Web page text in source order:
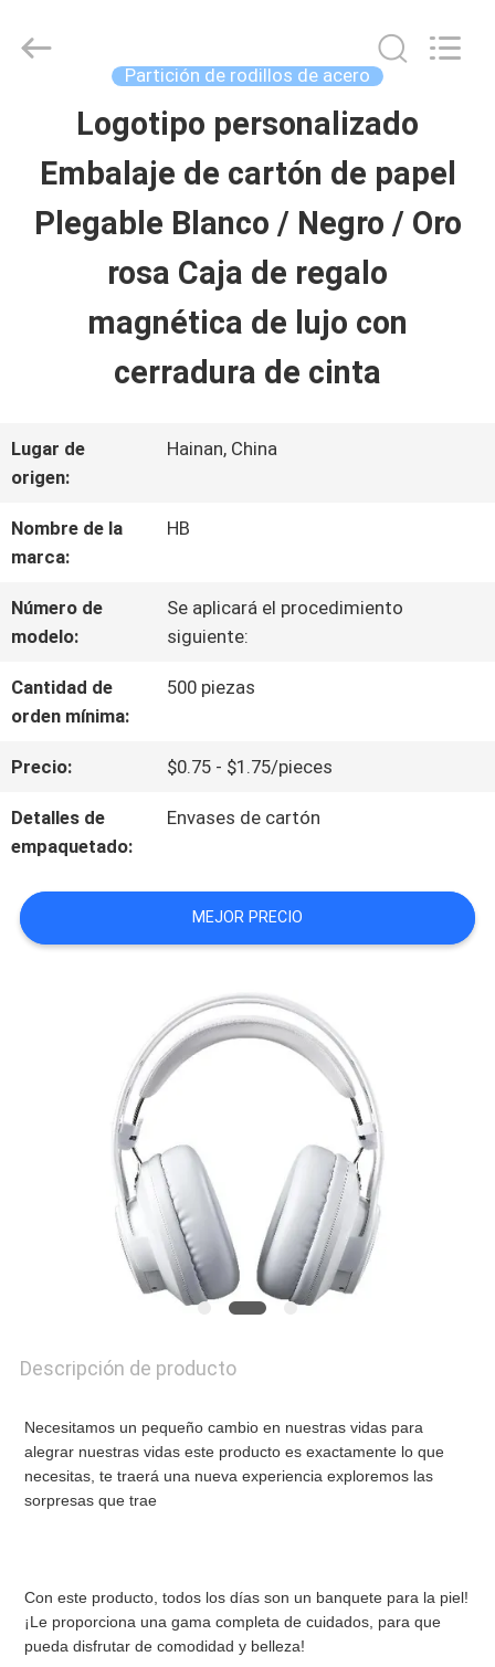
CASA
PRODUCTOS
ESPECTÁCULO
VR
SOBRE
NOSOTROS
RECORRIDO
POR
LA
FÁBRICA
CONTACTA
NOSOTROS
SOLICITAR
UNA
CITA
MAPA
DEL
Partición de rodillos de acero
Logotipo personalizado
Embalaje de cartón de papel
Plegable Blanco / Negro / Oro
rosa Caja de regalo
magnética de lujo con
cerradura de cinta
Lugar de
origen:
Hainan, China
Nombre de la
marca:
HB
Número de
modelo:
Se aplicará el procedimiento
siguiente:
Cantidad de
orden mínima:
500 piezas
Precio: $0.75 - $1.75/pieces
Detalles de
empaquetado:
Envases de cartón
MEJOR PRECIO
Descripción de producto
Necesitamos un pequeño cambio en nuestras vidas para
alegrar nuestras vidas este producto es exactamente lo que
necesitas, te traerá una nueva experiencia exploremos las
sorpresas que trae
Con este producto, todos los días son un banquete para la piel!
¡Le proporciona una gama completa de cuidados, para que
pueda disfrutar de comodidad y belleza!